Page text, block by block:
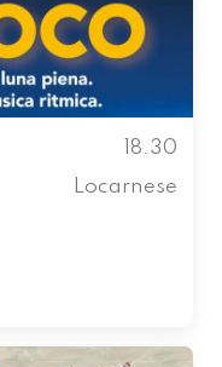
18.30
Locarnese